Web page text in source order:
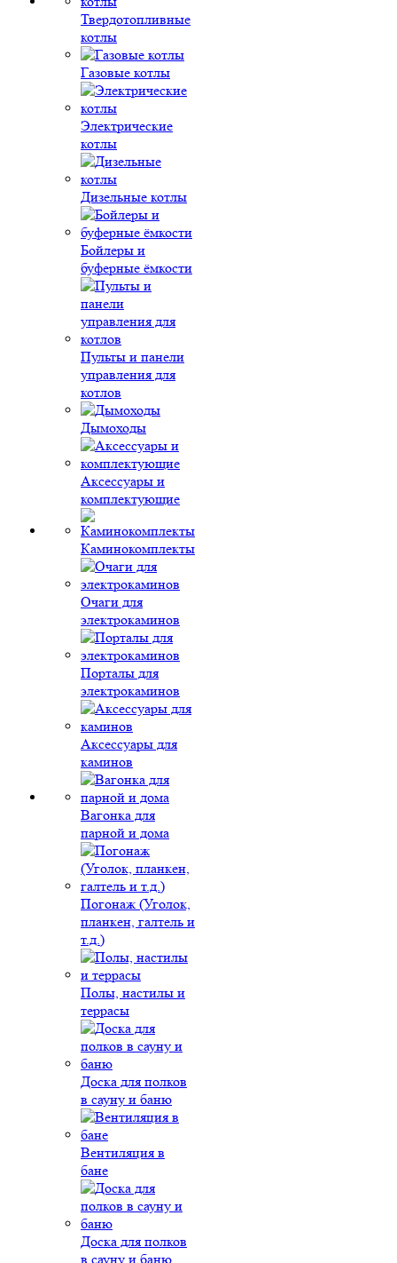
Твердотопливные
котлы
Газовые котлы
Электрические
котлы
Дизельные котлы
Бойлеры и
буферные ёмкости
Пульты и панели
управления для
котлов
Дымоходы
Аксессуары и
комплектующие
Каминокомплекты
Очаги для
электрокаминов
Порталы для
электрокаминов
Аксессуары для
каминов
Вагонка для
парной и дома
Погонаж (Уголок,
планкен, галтель и
т.д.)
Полы, настилы и
террасы
Доска для полков
в сауну и баню
Вентиляция в
бане
Доска для полков
в сауну и баню